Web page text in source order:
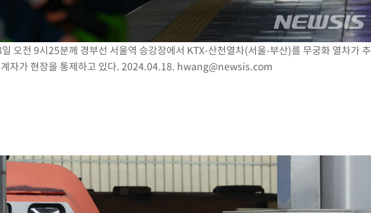
오전 9시25분께 경부선 서울역 승강장에서 KTX-산천열차(서울-부산)를 무궁화 열차가 추
자가 현장을 통제하고 있다. 2024.04.18. hwang@newsis.com